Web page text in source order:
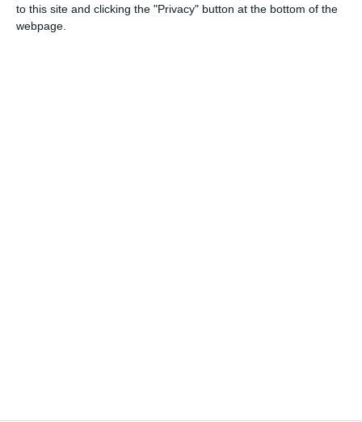
to this site and clicking the "Privacy" button at the bottom of the
webpage.